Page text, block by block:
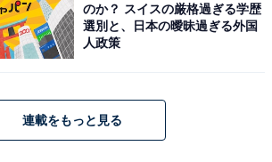
のか？ スイスの厳格過ぎる学歴
選別と、日本の曖昧過ぎる外国
人政策
連載をもっと見る